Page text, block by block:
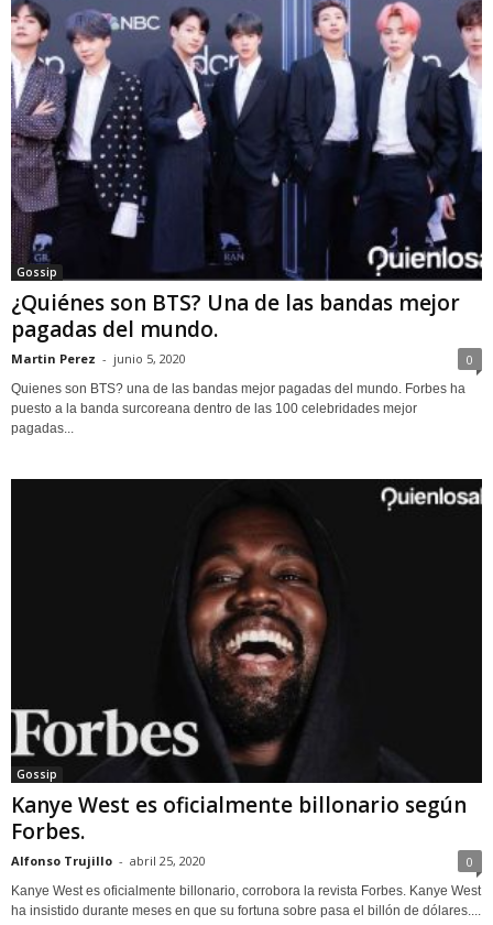
Gossip
¿Quiénes son BTS? Una de las bandas mejor
pagadas del mundo.
Martin Perez - junio 5, 2020 0
Quienes son BTS? una de las bandas mejor pagadas del mundo. Forbes ha
puesto a la banda surcoreana dentro de las 100 celebridades mejor
pagadas...
Gossip
Kanye West es oficialmente billonario según
Forbes.
Alfonso Trujillo - abril 25, 2020 0
Kanye West es oficialmente billonario, corrobora la revista Forbes. Kanye West
ha insistido durante meses en que su fortuna sobre pasa el billón de dólares....